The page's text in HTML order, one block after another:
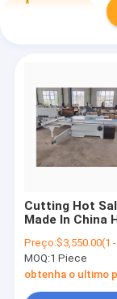
Cutting Hot
Made In China
Table Panel
Construction
Preço:$3,550.00(1 - 4 Pieces)
MOQ:1 Piece
obtenha o ultimo